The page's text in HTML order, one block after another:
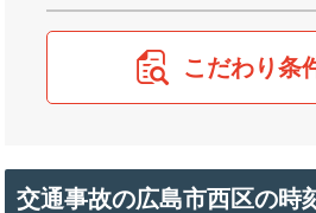
こだわり条
交通事故の広島市西区の時